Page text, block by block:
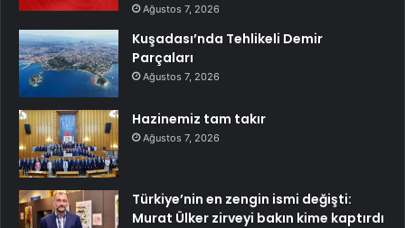
Ağustos 7, 2026
Kuşadası’nda Tehlikeli Demir
Parçaları
Ağustos 7, 2026
Hazinemiz tam takır
Ağustos 7, 2026
Türkiye’nin en zengin ismi değişti:
Murat Ülker zirveyi bakın kime kaptırdı